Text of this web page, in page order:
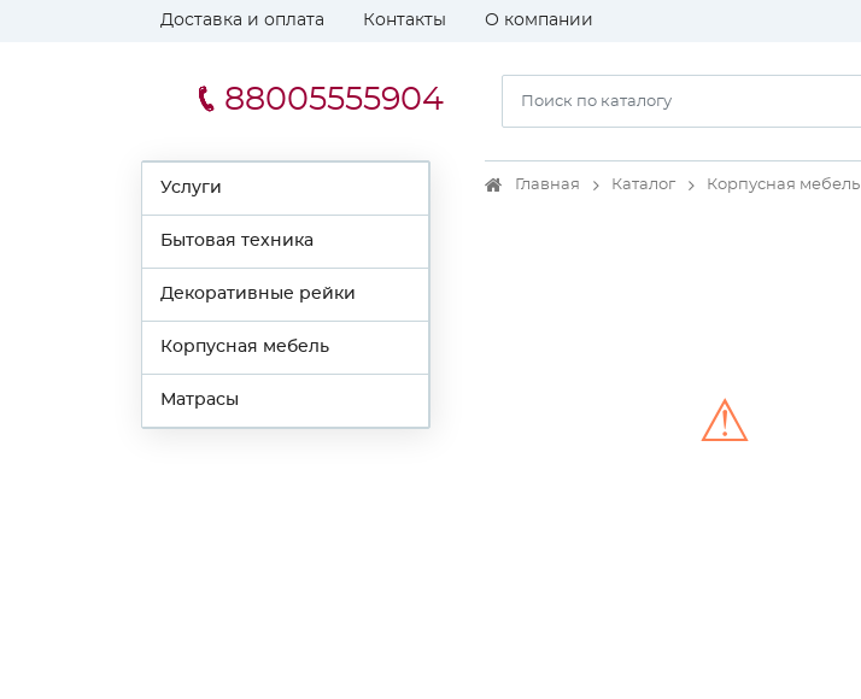
Доставка и оплата Контакты О компании
88005555904
Услуги
Бытовая техника
Декоративные рейки
Корпусная мебель
Матрасы
Главная Каталог Корпусная мебель
⚠